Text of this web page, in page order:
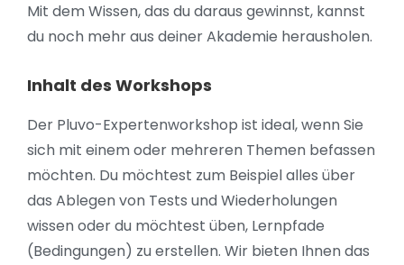
Mit dem Wissen, das du daraus gewinnst, kannst
du noch mehr aus deiner Akademie herausholen.
Inhalt des Workshops
Der Pluvo-Expertenworkshop ist ideal, wenn Sie
sich mit einem oder mehreren Themen befassen
möchten. Du möchtest zum Beispiel alles über
das Ablegen von Tests und Wiederholungen
wissen oder du möchtest üben, Lernpfade
(Bedingungen) zu erstellen. Wir bieten Ihnen das